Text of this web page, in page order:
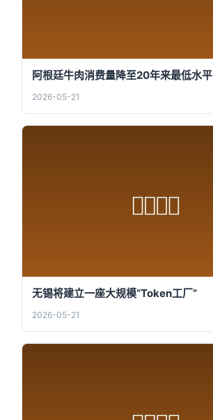
阿根廷牛肉消费量降至20年来最低水平
2026-05-21
无锡将建立一座大规模“Token工厂”
2026-05-21